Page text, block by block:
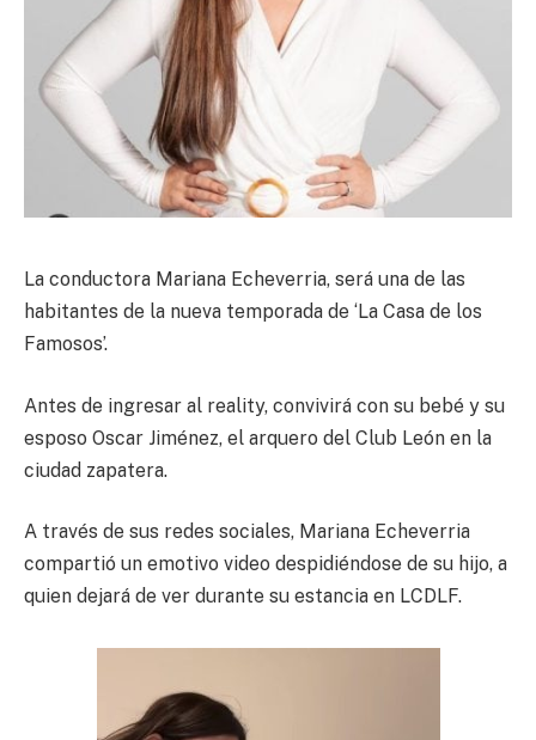
La conductora Mariana Echeverria, será una de las
habitantes de la nueva temporada de ‘La Casa de los
Famosos’.
Antes de ingresar al reality, convivirá con su bebé y su
esposo Oscar Jiménez, el arquero del Club León en la
ciudad zapatera.
A través de sus redes sociales, Mariana Echeverria
compartió un emotivo video despidiéndose de su hijo, a
quien dejará de ver durante su estancia en LCDLF.